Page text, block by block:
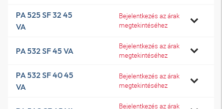
PA 525 SF 32 45
VA
Bejelentkezés az árak
megtekintéséhez
PA 532 SF 45 VA
Bejelentkezés az árak
megtekintéséhez
PA 532 SF 40 45
VA
Bejelentkezés az árak
megtekintéséhez
Bejelentkezés az árak